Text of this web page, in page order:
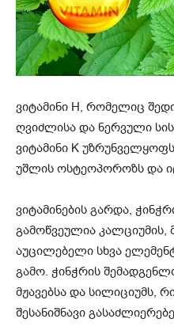
ვიტამინი H, რომელიც
ღვიძლისა და ნერვული
ვიტამინი K
უშლის ოსტეოპოროზს და
ვიტამინების გარდა,
გამოწვეულია კალციუმის,
აუცილებელი სხვა
გამო. ჭინჭრის
მჟავებსა და სილიციუმს,
შესანიშნავი